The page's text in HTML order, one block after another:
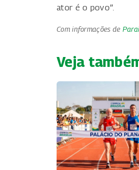
ator é o povo”.
Com informações de
Veja